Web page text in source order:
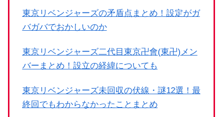
東京リベンジャーズの矛盾点まとめ！設定がガ
バガバでおかしいのか
東京リベンジャーズ二代目東京卍會(東卍)メン
バーまとめ！設立の経緯についても
東京リベンジャーズ未回収の伏線・謎12選！最
終回でもわからなかったことまとめ